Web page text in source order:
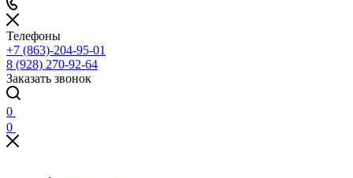
Телефоны
+7 (863)-204-95-01
8 (928) 270-92-64
Заказать звонок
0
0